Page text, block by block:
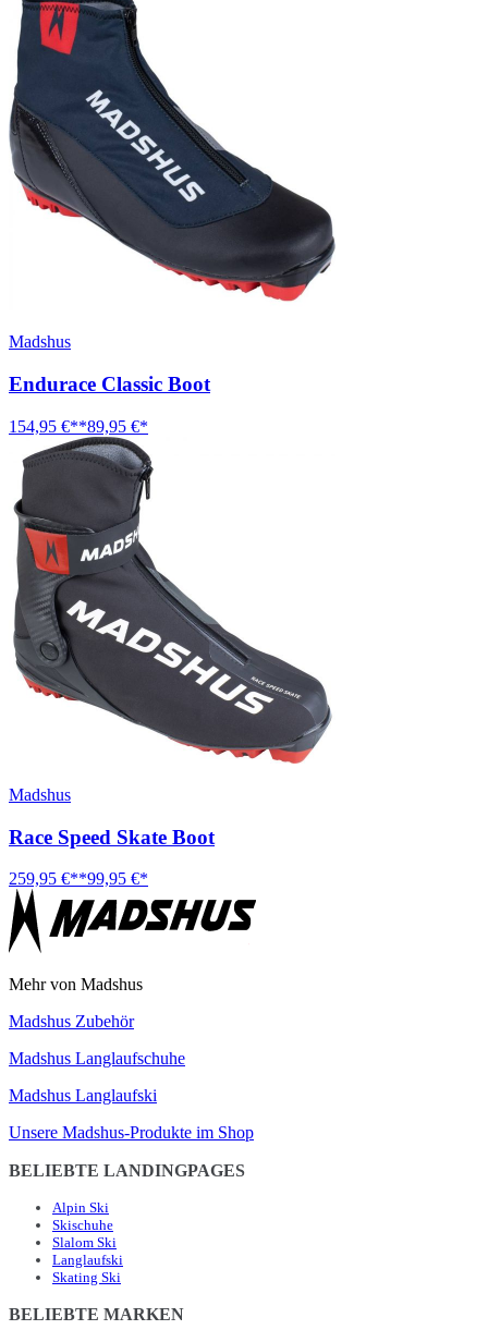
Madshus
Endurace Classic Boot
154,95 €**89,95 €*
Madshus
Race Speed Skate Boot
259,95 €**99,95 €*
Mehr von Madshus
Madshus Zubehör
Madshus Langlaufschuhe
Madshus Langlaufski
Unsere Madshus-Produkte im Shop
BELIEBTE LANDINGPAGES
Alpin Ski
Skischuhe
Slalom Ski
Langlaufski
Skating Ski
BELIEBTE MARKEN